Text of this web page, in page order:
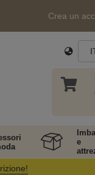
Crea un
e